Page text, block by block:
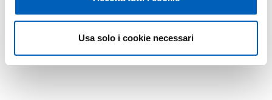
Usa solo i cookie necessari